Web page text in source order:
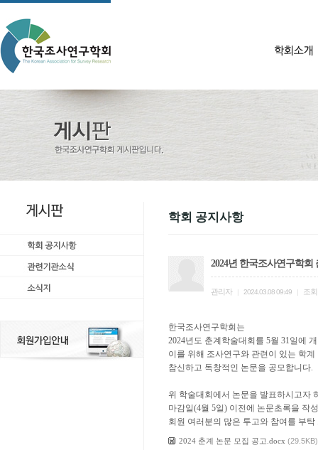
학회 공지사항
2024년 한국조사연구학
관리자 2024.03.08 09:49 조회
한국조사연구학회는
2024년도 춘계학술대회를 5월 31일에
이를 위해 조사연구와 관련이 있는 학
참신하고 독창적인 논문을 공모합니다.
위 학술대회에서 논문을 발표하시고자
마감일(4월 5일) 이전에 논문초록을 작
회원 여러분의 많은 투고와 참여를 부탁
2024 춘계 논문 모집 공고.docx (29.5KB)